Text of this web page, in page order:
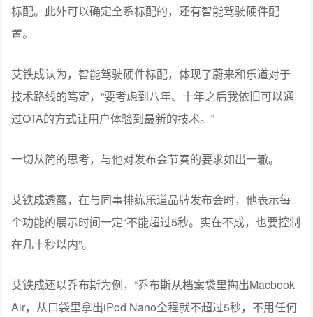
标配。此外可以确定全系标配的，还有智能驾驶硬件配
置。
艾铁成认为，智能驾驶硬件标配，体现了蔚来和乐道对于
技术路线的笃定，“要考虑到八年、十年之后我依旧可以通
过OTA的方式让用户体验到最新的技术。”
一切从简的思考，与他对发布会节奏的要求如出一辙。
艾铁成透露，在与同事排练乐道品牌发布会时，他表示每
个功能的展示时间一定“不能超过5秒。实在不成，也要控制
在几十秒以内”。
艾铁成还以乔布斯为例，“乔布斯从档案袋里掏出Macbook
Air，从口袋里拿出iPod Nano全程就不超过5秒，不用任何